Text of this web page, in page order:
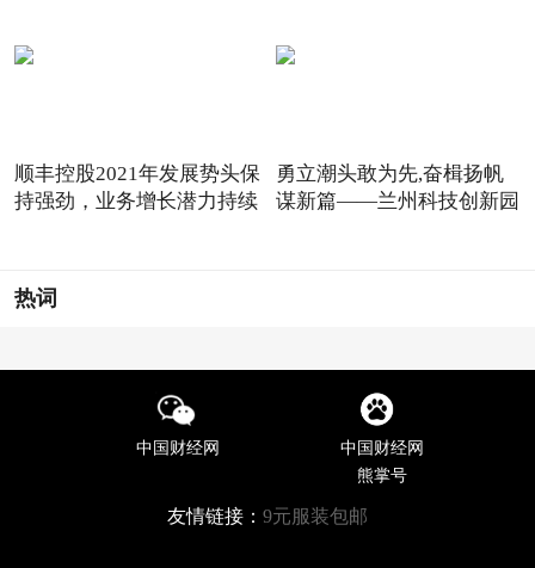
顺丰控股2021年发展势头保
持强劲，业务增长潜力持续
勇立潮头敢为先,奋楫扬帆
谋新篇——兰州科技创新园
热词
中国财经网
中国财经网
熊掌号
友情链接： 9元服装包邮